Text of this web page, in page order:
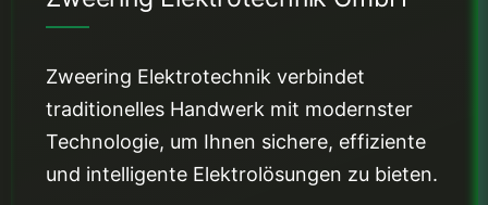
Zweering Elektrotechnik verbindet
traditionelles Handwerk mit modernster
Technologie, um Ihnen sichere, effiziente
und intelligente Elektrolösungen zu bieten.